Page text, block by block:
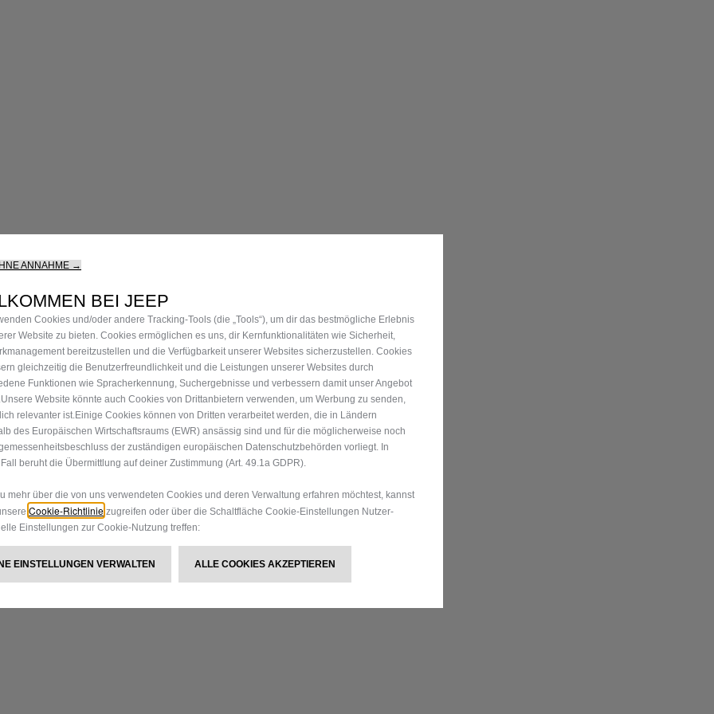
ANNAHME →
BEI JEEP
Cookies und/oder andere Tracking‑Tools (die „Tools“), um dir das bestmögliche Erlebnis
Website zu bieten. Cookies ermöglichen es uns, dir Kernfunktionalitäten wie Sicherheit,
bereitzustellen und die Verfügbarkeit unserer Websites sicherzustellen. Cookies
gleichzeitig die Benutzerfreundlichkeit und die Leistungen unserer Websites durch
Funktionen wie Spracherkennung, Suchergebnisse und verbessern damit unser Angebot
Website könnte auch Cookies von Drittanbietern verwenden, um Werbung zu senden,
relevanter ist.Einige Cookies können von Dritten verarbeitet werden, die in Ländern
des Europäischen Wirtschaftsraums (EWR) ansässig sind und für die möglicherweise noch
der zuständigen europäischen Datenschutzbehörden vorliegt. In
beruht die Übermittlung auf deiner Zustimmung (Art. 49.1a GDPR).
mehr über die von uns verwendeten Cookies und deren Verwaltung erfahren möchtest, kannst
Cookie-Richtlinie zugreifen oder über die Schaltfläche Cookie-Einstellungen Nutzer-
Einstellungen zur Cookie-Nutzung treffen:
EINSTELLUNGEN VERWALTEN ALLE COOKIES AKZEPTIEREN